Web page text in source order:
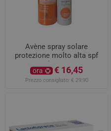
Avène spray solare
protezione molto alta spf
50+ 200ml + acqua spray
50ml
ora € 16,45
Prezzo consigliato: € 29,90